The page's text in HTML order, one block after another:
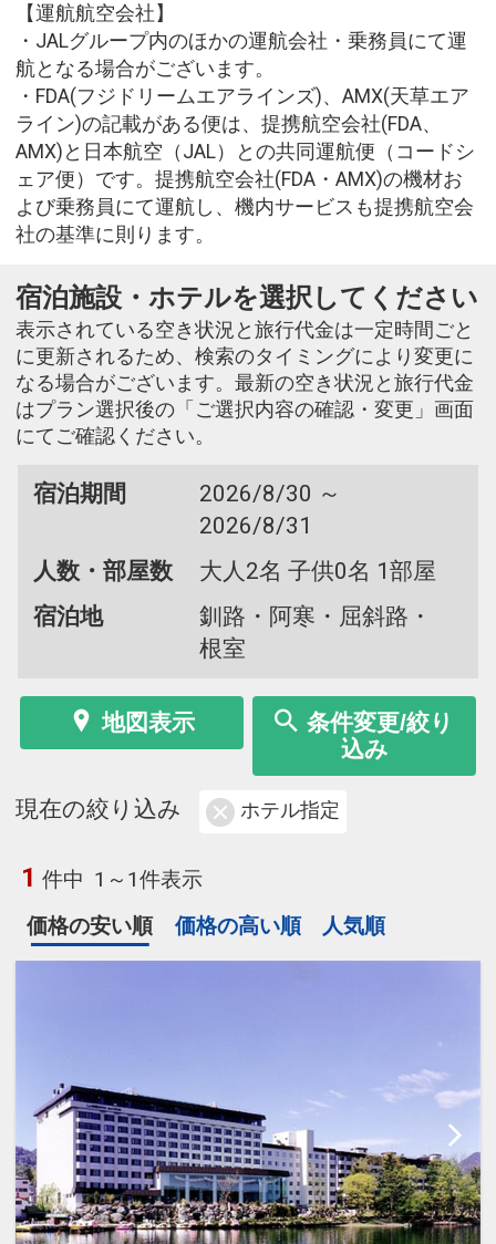
【運航航空会社】
・JALグループ内のほかの運航会社・乗務員にて運
航となる場合がございます。
・FDA(フジドリームエアラインズ)、AMX(天草エア
ライン)の記載がある便は、提携航空会社(FDA、
AMX)と日本航空（JAL）との共同運航便（コードシ
ェア便）です。提携航空会社(FDA・AMX)の機材お
よび乗務員にて運航し、機内サービスも提携航空会
社の基準に則ります。
宿泊施設・ホテルを選択してください
表示されている空き状況と旅行代金は一定時間ごと
に更新されるため、検索のタイミングにより変更に
なる場合がございます。最新の空き状況と旅行代金
はプラン選択後の「ご選択内容の確認・変更」画面
にてご確認ください。
宿泊期間
2026/8/30 ～
2026/8/31
人数・部屋数
大人2名 子供0名 1部屋
宿泊地
釧路・阿寒・屈斜路・
根室
地図表示
条件変更/絞り
込み
現在の絞り込み ホテル指定
1 件中 1～1件表示
価格の安い順
価格の高い順 人気順